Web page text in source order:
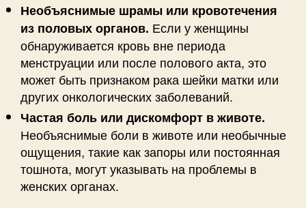
Необъяснимые шрамы или кровотечения
из половых органов. Если у женщины
обнаруживается кровь вне периода
менструации или после полового акта, это
может быть признаком рака шейки матки или
других онкологических заболеваний.
Частая боль или дискомфорт в животе.
Необъяснимые боли в животе или необычные
ощущения, такие как запоры или постоянная
тошнота, могут указывать на проблемы в
женских органах.